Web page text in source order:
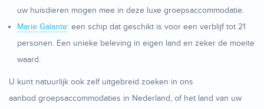
uw huisdieren mogen mee in deze luxe groepsaccommodatie.
Marie Galante: een schip dat geschikt is voor een verblijf tot 21
personen. Een unieke beleving in eigen land en zeker de moeite
waard.
U kunt natuurlijk ook zelf uitgebreid zoeken in ons
aanbod groepsaccommodaties in Nederland, of het land van uw